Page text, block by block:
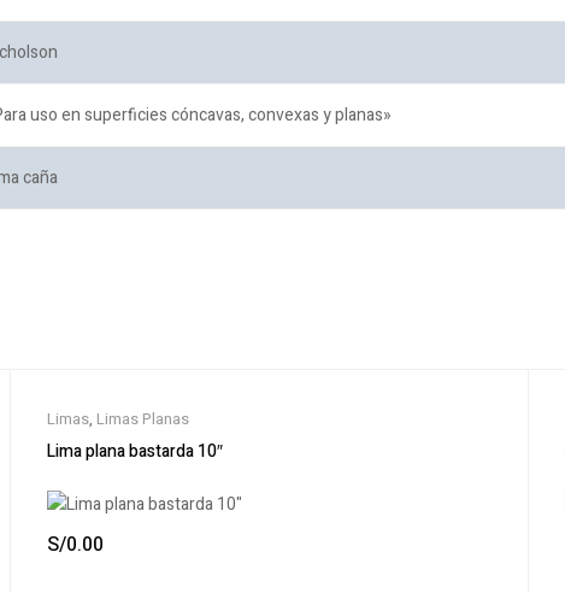
uso en superficies cóncavas, convexas y planas»
caña
Limas, Limas Planas
Lima plana bastarda 10″
S/0.00